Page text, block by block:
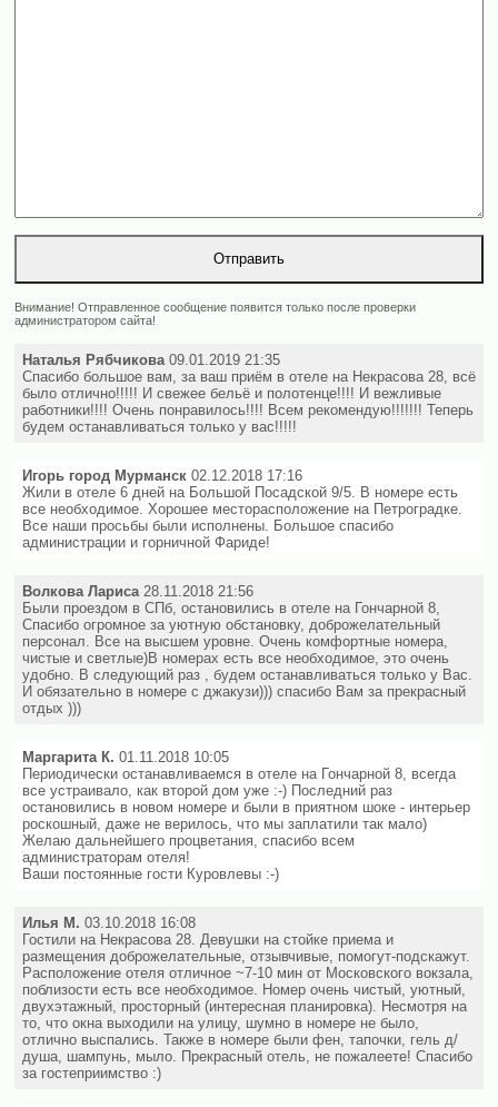
Внимание! Отправленное сообщение появится только после проверки
администратором сайта!
Наталья Рябчикова 09.01.2019 21:35
Спасибо большое вам, за ваш приём в отеле на Некрасова 28, всё
было отлично!!!!! И свежее бельё и полотенце!!!! И вежливые
работники!!!! Очень понравилось!!!! Всем рекомендую!!!!!!! Теперь
будем останавливаться только у вас!!!!!
Игорь город Мурманск 02.12.2018 17:16
Жили в отеле 6 дней на Большой Посадской 9/5. В номере есть
все необходимое. Хорошее месторасположение на Петроградке.
Все наши просьбы были исполнены. Большое спасибо
администрации и горничной Фариде!
Волкова Лариса28.11.2018 21:56
Были проездом в СПб, остановились в отеле на Гончарной 8,
Спасибо огромное за уютную обстановку, доброжелательный
персонал. Все на высшем уровне. Очень комфортные номера,
чистые и светлые)В номерах есть все необходимое, это очень
удобно. В следующий раз , будем останавливаться только у Вас.
И обязательно в номере с джакузи))) спасибо Вам за прекрасный
отдых )))
Маргарита К. 01.11.2018 10:05
Периодически останавливаемся в отеле на Гончарной 8, всегда
все устраивало, как второй дом уже :-) Последний раз
остановились в новом номере и были в приятном шоке - интерьер
роскошный, даже не верилось, что мы заплатили так мало)
Желаю дальнейшего процветания, спасибо всем
администраторам отеля!
Ваши постоянные гости Куровлевы :-)
Илья М. 03.10.2018 16:08
Гостили на Некрасова 28. Девушки на стойке приема и
размещения доброжелательные, отзывчивые, помогут-подскажут.
Расположение отеля отличное ~7-10 мин от Московского вокзала,
поблизости есть все необходимое. Номер очень чистый, уютный,
двухэтажный, просторный (интересная планировка). Несмотря на
то, что окна выходили на улицу, шумно в номере не было,
отлично выспались. Также в номере были фен, тапочки, гель д/
душа, шампунь, мыло. Прекрасный отель, не пожалеете! Спасибо
за гостеприимство :)